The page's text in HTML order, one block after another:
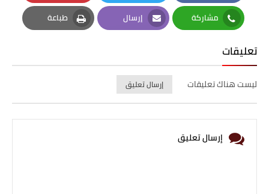
Facebook
Twitter
Pinterest
مشاركة
Whatsapp
إرسال
Email
طباعة
Print
تعليقات
ليست هناك تعليقات إرسال تعليق
إرسال تعليق